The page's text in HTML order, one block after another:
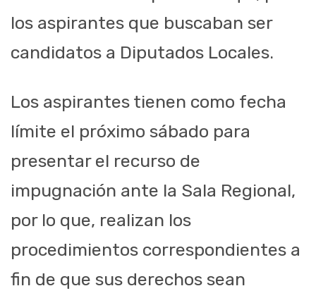
los aspirantes que buscaban ser
candidatos a Diputados Locales.
Los aspirantes tienen como fecha
límite el próximo sábado para
presentar el recurso de
impugnación ante la Sala Regional,
por lo que, realizan los
procedimientos correspondientes a
fin de que sus derechos sean